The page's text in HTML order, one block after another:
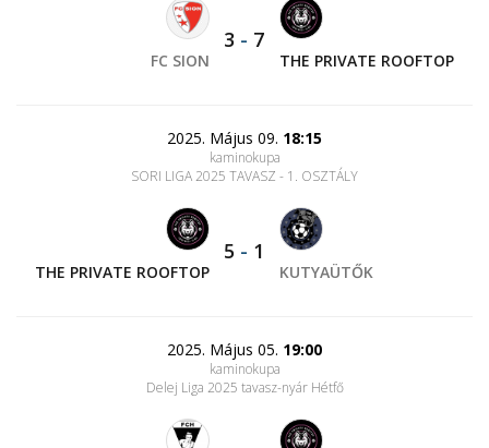
FC SION
3 - 7
THE PRIVATE ROOFTOP
2025. Május 09. 18:15
kaminokupa
SORI LIGA 2025 TAVASZ - 1. OSZTÁLY
THE PRIVATE ROOFTOP
5 - 1
KUTYAÜTŐK
2025. Május 05. 19:00
kaminokupa
Delej Liga 2025 tavasz-nyár Hétfő